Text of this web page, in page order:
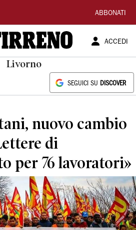
ABBONATI
ACCEDI
Livorno
SEGUICI SU DISCOVER
nuovo cambio
di
per 76 lavoratori»